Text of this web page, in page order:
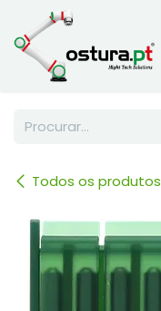
Skip to Content
Todos os produtos